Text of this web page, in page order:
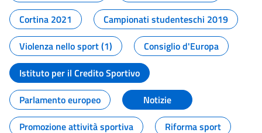
Cortina 2021
Campionati studenteschi 2019
Violenza nello sport (1)
Consiglio d'Europa
Istituto per il Credito Sportivo
Parlamento europeo
Notizie
Promozione attività sportiva
Riforma sport